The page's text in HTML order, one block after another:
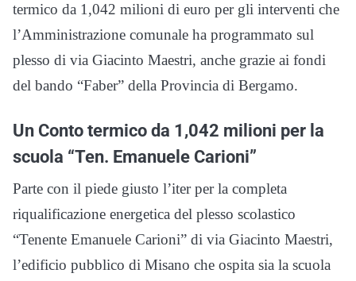
termico da 1,042 milioni di euro per gli interventi che
l’Amministrazione comunale ha programmato sul
plesso di via Giacinto Maestri, anche grazie ai fondi
del bando “Faber” della Provincia di Bergamo.
Un Conto termico da 1,042 milioni per la
scuola “Ten. Emanuele Carioni”
Parte con il piede giusto l’iter per la completa
riqualificazione energetica del plesso scolastico
“Tenente Emanuele Carioni” di via Giacinto Maestri,
l’edificio pubblico di Misano che ospita sia la scuola